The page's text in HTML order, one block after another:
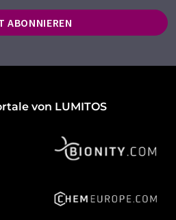
ABONNIEREN
von LUMITOS